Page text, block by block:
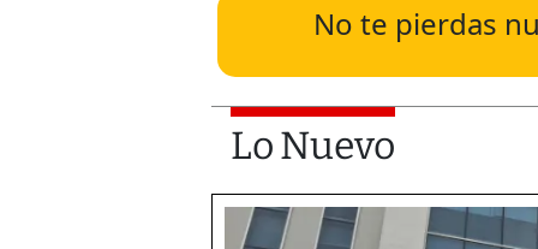
No te pierdas
Lo Nuevo